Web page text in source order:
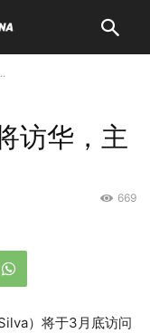
访华，主
669
）将于3月底访问